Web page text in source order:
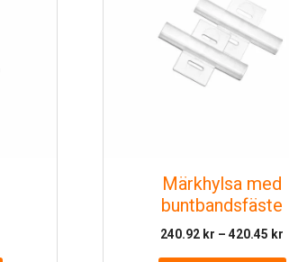
Märkhylsa med
buntbandsfäste
240.92 kr – 420.45 kr